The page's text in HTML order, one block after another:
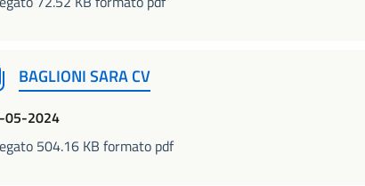
BAGLIONI SARA CV
05-2024
504.16 KB formato pdf